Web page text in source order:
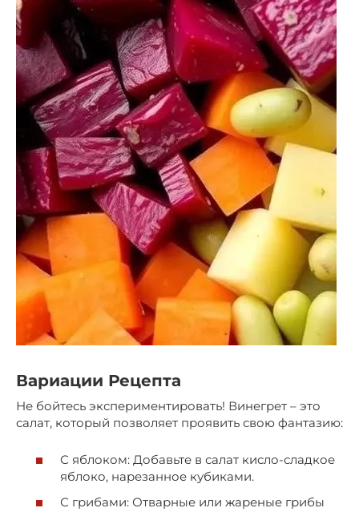
Вариации Рецепта
Не бойтесь экспериментировать! Винегрет – это
салат, который позволяет проявить свою фантазию:
С яблоком: Добавьте в салат кисло-сладкое
яблоко, нарезанное кубиками.
С грибами: Отварные или жареные грибы